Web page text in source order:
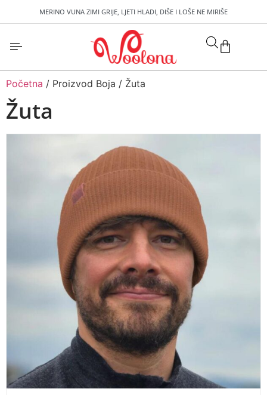
MERINO VUNA ZIMI GRIJE, LJETI HLADI, DIŠE I LOŠE NE MIRIŠE
Početna / Proizvod Boja / Žuta
Žuta